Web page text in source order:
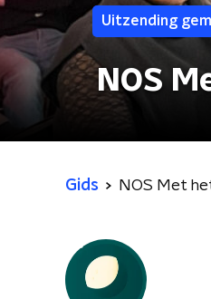
Uitzending
NOS
Gids NOS Met